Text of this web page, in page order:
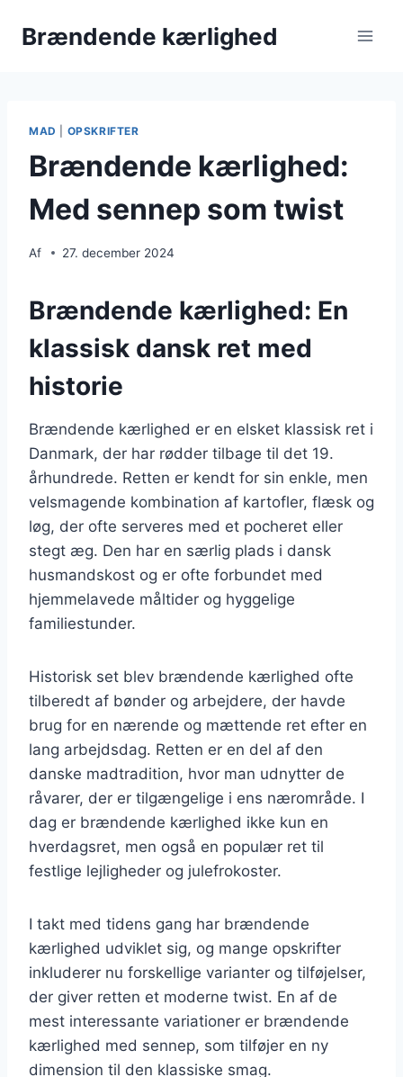
Brændende kærlighed
MAD OPSKRIFTER
Brændende kærlighed:
Med sennep som twist
Af 27. december 2024
Brændende kærlighed: En
klassisk dansk ret med
historie
Brændende kærlighed er en elsket klassisk ret i
Danmark, der har rødder tilbage til det 19.
århundrede. Retten er kendt for sin enkle, men
velsmagende kombination af kartofler, flæsk og
løg, der ofte serveres med et pocheret eller
stegt æg. Den har en særlig plads i dansk
husmandskost og er ofte forbundet med
hjemmelavede måltider og hyggelige
familiestunder.
Historisk set blev brændende kærlighed ofte
tilberedt af bønder og arbejdere, der havde
brug for en nærende og mættende ret efter en
lang arbejdsdag. Retten er en del af den
danske madtradition, hvor man udnytter de
råvarer, der er tilgængelige i ens nærområde. I
dag er brændende kærlighed ikke kun en
hverdagsret, men også en populær ret til
festlige lejligheder og julefrokoster.
I takt med tidens gang har brændende
kærlighed udviklet sig, og mange opskrifter
inkluderer nu forskellige varianter og tilføjelser,
der giver retten et moderne twist. En af de
mest interessante variationer er brændende
kærlighed med sennep, som tilføjer en ny
dimension til den klassiske smag.